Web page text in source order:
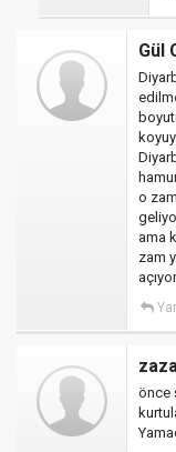
Gül
o
ama
zam
açıyor
önce